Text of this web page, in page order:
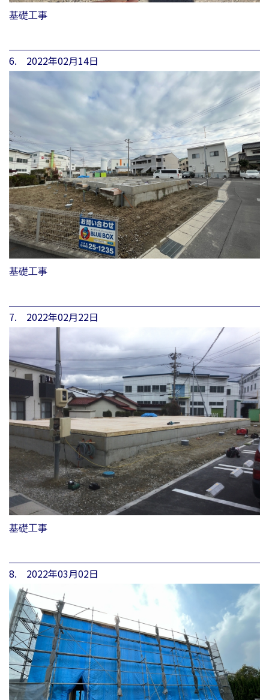
基礎工事
6. 2022年02月14日
基礎工事
7. 2022年02月22日
基礎工事
8. 2022年03月02日